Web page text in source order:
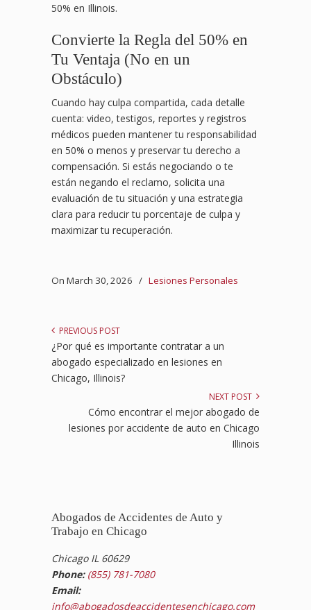
50% en Illinois.
Convierte la Regla del 50% en
Tu Ventaja (No en un
Obstáculo)
Cuando hay culpa compartida, cada detalle
cuenta: video, testigos, reportes y registros
médicos pueden mantener tu responsabilidad
en 50% o menos y preservar tu derecho a
compensación. Si estás negociando o te
están negando el reclamo, solicita una
evaluación de tu situación y una estrategia
clara para reducir tu porcentaje de culpa y
maximizar tu recuperación.
On March 30, 2026 / Lesiones Personales
PREVIOUS POST
¿Por qué es importante contratar a un
abogado especializado en lesiones en
Chicago, Illinois?
NEXT POST
Cómo encontrar el mejor abogado de
lesiones por accidente de auto en Chicago
Illinois
Abogados de Accidentes de Auto y
Trabajo en Chicago
Chicago IL 60629
Phone: (855) 781-7080
Email:
info@abogadosdeaccidentesenchicago.com